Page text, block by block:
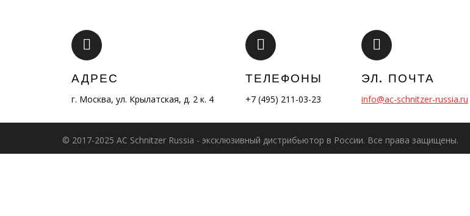
АДРЕС
г. Москва, ул. Крылатская, д. 2 к. 4
ТЕЛЕФОНЫ
+7 (495) 211-03-23
ЭЛ. ПОЧТА
info@ac-schnitzer-russia.ru
© 2017-2025 AC Schnitzer Russia - эксклюзивный дистрибьютор в России. Все права защищены.